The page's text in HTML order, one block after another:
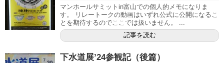
マンホールサミットin富山での個人的メモになりま
す。 リレートークの動画はいずれ公式に公開になるこ
とを期待するのでここでは扱いません。 ...
記事を読む
下水道展’24参観記（後篇）